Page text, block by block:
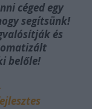
céged egy
segítsünk!
és
belőle!